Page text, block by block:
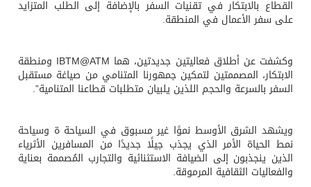
القطاع بالابتكار في تقنيات السفر بالإضافة إلى الطلب المتزايد
على سفر الأعمال في المنطقة.
وكشفت عن أطلاق فعاليتين جديدتين، هما IBTM@ATM ومنطقة
الابتكار، المصممتين لتمكين جمهورنا المتنامي من صياغة مستقبل
السفر بالسرعة والحجم اللذين يلبيان متطلبات قطاعنا المتنامية”.
ويشهد الشرق الأوسط نموًا غير مسبوق في السياحة ة وسياحة
نمط الحياة الأمر الذي يجذب جيلًا جديدًا من المسافرين الأثرياء
الذين ينجذبون إلى الضيافة الاستثنائية والتجارب المُصممة بعناية
والفعاليات الثقافية المرموقة.